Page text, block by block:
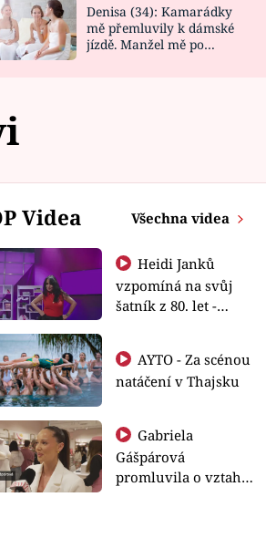
Denisa (34): Kamarádky
mě přemluvily k dámské
jízdě. Manžel mě po
Videa Všechna videa
Heidi Janků
vzpomíná na svůj
šatník z 80. let -
natáčení v Thajsku
Gabriela
Gášpárová
promluvila o vztahu